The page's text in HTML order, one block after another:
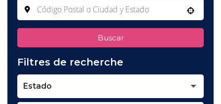
Buscar
Filtres de recherche
Estado